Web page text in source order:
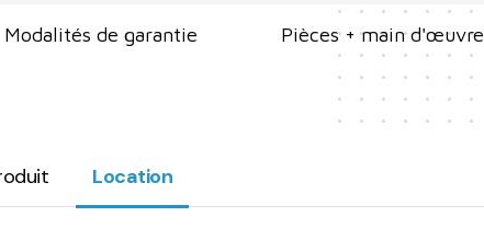
Modalités de garantie Pièces + main d'œuvre
Location